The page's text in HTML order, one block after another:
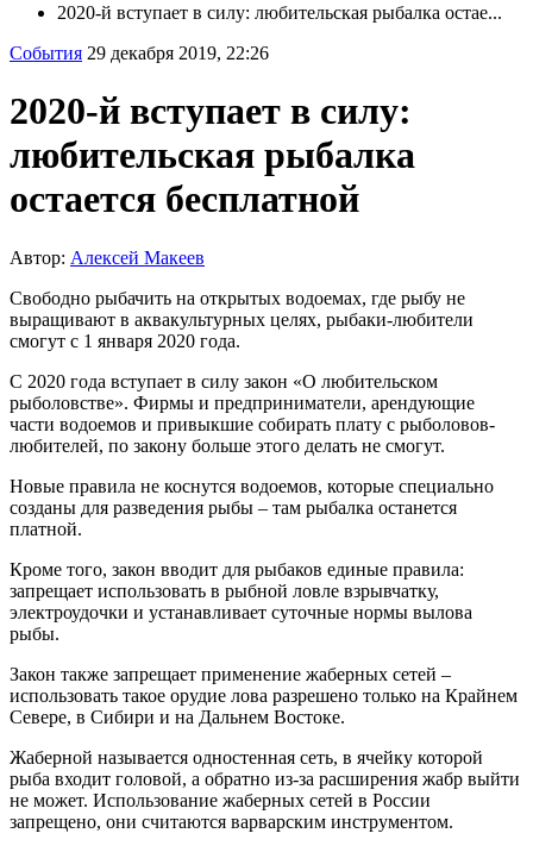
2020-й вступает в силу: любительская рыбалка остае...
События 29 декабря 2019, 22:26
2020-й вступает в силу:
любительская рыбалка
остается бесплатной
Автор: Алексей Макеев
Свободно рыбачить на открытых водоемах, где рыбу не
выращивают в аквакультурных целях, рыбаки-любители
смогут с 1 января 2020 года.
С 2020 года вступает в силу закон «О любительском
рыболовстве». Фирмы и предприниматели, арендующие
части водоемов и привыкшие собирать плату с рыболовов-
любителей, по закону больше этого делать не смогут.
Новые правила не коснутся водоемов, которые специально
созданы для разведения рыбы – там рыбалка останется
платной.
Кроме того, закон вводит для рыбаков единые правила:
запрещает использовать в рыбной ловле взрывчатку,
электроудочки и устанавливает суточные нормы вылова
рыбы.
Закон также запрещает применение жаберных сетей –
использовать такое орудие лова разрешено только на Крайнем
Севере, в Сибири и на Дальнем Востоке.
Жаберной называется одностенная сеть, в ячейку которой
рыба входит головой, а обратно из-за расширения жабр выйти
не может. Использование жаберных сетей в России
запрещено, они считаются варварским инструментом.